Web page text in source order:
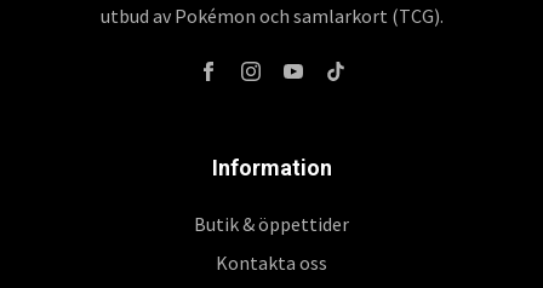
utbud av Pokémon och samlarkort (TCG).
Information
Butik & öppettider
Kontakta oss